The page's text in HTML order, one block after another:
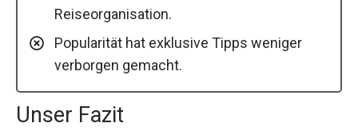
Reiseorganisation.
Popularität hat exklusive Tipps weniger
verborgen gemacht.
Unser Fazit